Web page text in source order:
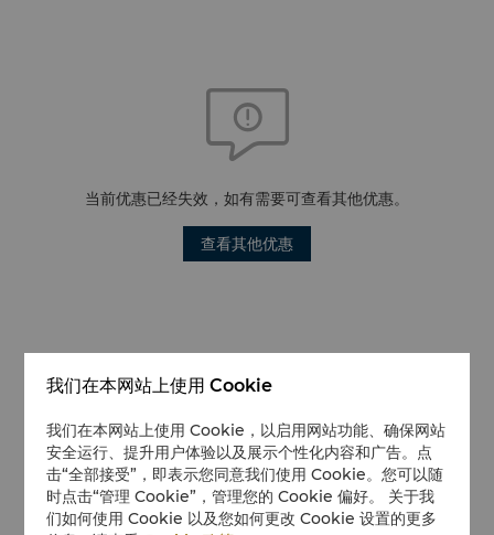
当前优惠已经失效，如有需要可查看其他优惠。
查看其他优惠
我们在本网站上使用 Cookie
我们在本网站上使用 Cookie，以启用网站功能、确保网站
安全运行、提升用户体验以及展示个性化内容和广告。点
击“全部接受”，即表示您同意我们使用 Cookie。您可以随
时点击“管理 Cookie”，管理您的 Cookie 偏好。 关于我
们如何使用 Cookie 以及您如何更改 Cookie 设置的更多